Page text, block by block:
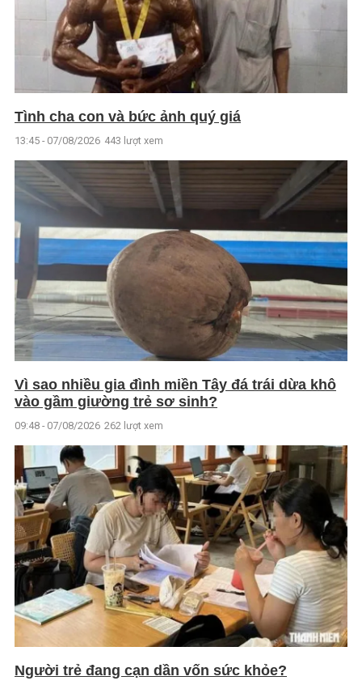
Tình cha con và bức ảnh quý giá
13:45 - 07/08/2026 443 lượt xem
Vì sao nhiều gia đình miền Tây đá trái dừa khô
vào gầm giường trẻ sơ sinh?
09:48 - 07/08/2026 262 lượt xem
Người trẻ đang cạn dần vốn sức khỏe?